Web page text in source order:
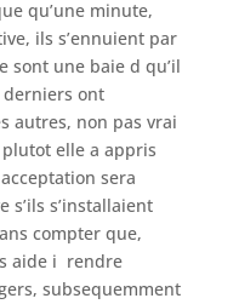
qu’une minute,
ils s’ennuient par
sont une baie d qu’il
derniers ont
autres, non pas vrai
plutot elle a appris
sera
s’ils s’installaient
compter que,
aide i rendre
subsequemment